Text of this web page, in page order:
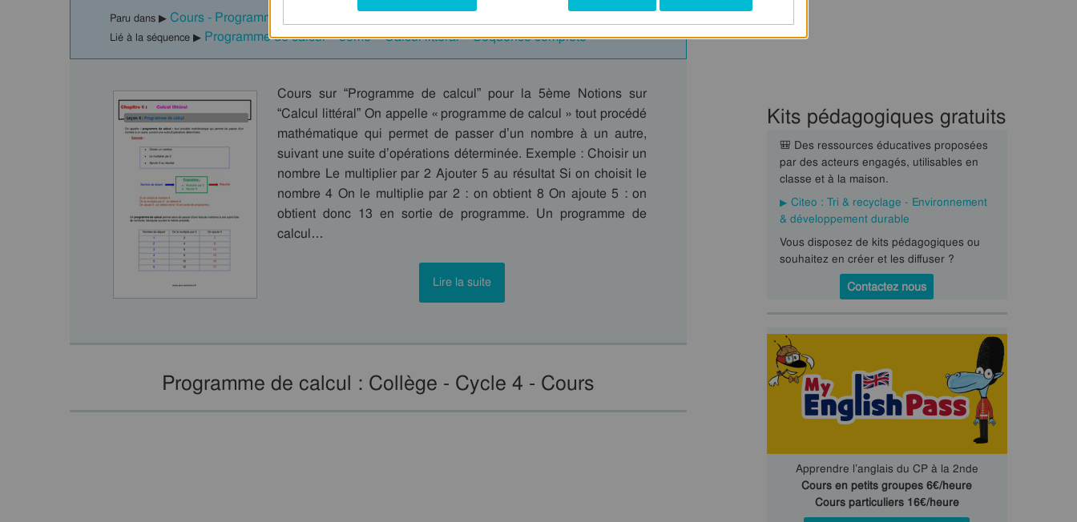
Paru dans ▶ Cours - Programme de calcul : Cycle 4
Lié à la séquence ▶ Programme de calcul – 5ème – Calcul littéral – Séquence complète
Cours sur “Programme de calcul” pour la 5ème Notions sur
“Calcul littéral” On appelle « programme de calcul » tout procédé
mathématique qui permet de passer d’un nombre à un autre,
suivant une suite d’opérations déterminée. Exemple : Choisir un
nombre Le multiplier par 2 Ajouter 5 au résultat Si on choisit le
nombre 4 On le multiplie par 2 : on obtient 8 On ajoute 5 : on
obtient donc 13 en sortie de programme. Un programme de
calcul…
Lire la suite
Programme de calcul : Collège - Cycle 4 - Cours
Kits pédagogiques gratuits
🎒 Des ressources éducatives proposées
par des acteurs engagés, utilisables en
classe et à la maison.
Citeo : Tri & recyclage - Environnement
& développement durable
Vous disposez de kits pédagogiques ou
souhaitez en créer et les diffuser ?
Contactez nous
Apprendre l’anglais du CP à la 2nde
Cours en petits groupes 6€/heure
Cours particuliers 16€/heure